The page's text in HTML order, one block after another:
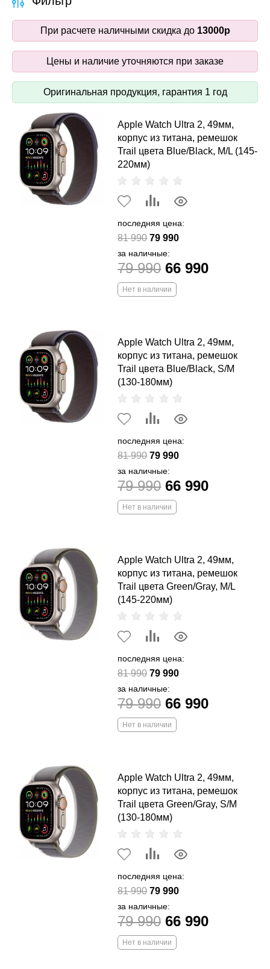
При расчете наличными скидка до 13000р
Цены и наличие уточняются при заказе
Оригинальная продукция, гарантия 1 год
Apple Watch Ultra 2, 49мм,
корпус из титана, ремешок
Trail цвета Blue/Black, M/L (145-
220мм)
последняя цена:
81 990 79 990
за наличные:
79 990 66 990
Нет в наличии
Apple Watch Ultra 2, 49мм,
корпус из титана, ремешок
Trail цвета Blue/Black, S/M
(130-180мм)
последняя цена:
81 990 79 990
за наличные:
79 990 66 990
Нет в наличии
Apple Watch Ultra 2, 49мм,
корпус из титана, ремешок
Trail цвета Green/Gray, M/L
(145-220мм)
последняя цена:
81 990 79 990
за наличные:
79 990 66 990
Нет в наличии
Apple Watch Ultra 2, 49мм,
корпус из титана, ремешок
Trail цвета Green/Gray, S/M
(130-180мм)
последняя цена:
81 990 79 990
за наличные:
79 990 66 990
Нет в наличии